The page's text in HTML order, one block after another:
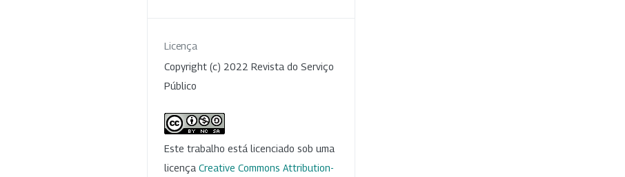
Licença
Copyright (c) 2022 Revista do Serviço
Público
Este trabalho está licenciado sob uma
licença Creative Commons Attribution-